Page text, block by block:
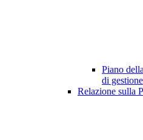
Piano
di gestione
Relazione sulla